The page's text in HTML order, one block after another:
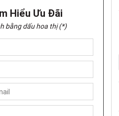
Hiểu Ưu Đãi
bằng dấu hoa thị (*)